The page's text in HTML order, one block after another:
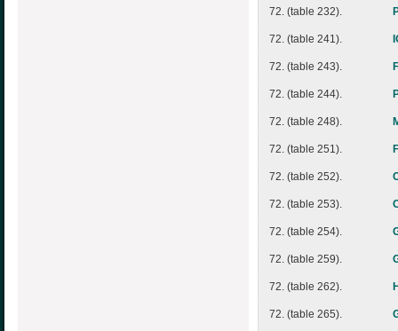
72. (table 232).
72. (table 241).
72. (table 243).
72. (table 244).
72. (table 248).
72. (table 251).
72. (table 252).
72. (table 253).
72. (table 254).
72. (table 259).
72. (table 262).
72. (table 265).